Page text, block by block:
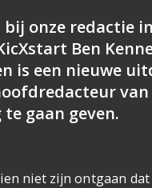
onze redactie
Ben
is een nieuwe
gaan geven.
niet zijn ontgaan